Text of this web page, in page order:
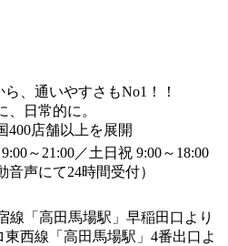
、通いやすさもNo1！！
、日常的に。
400店舗以上を展開
～21:00／土日祝 9:00～18:00
音声にて24時間受付）
線「高田馬場駅」早稲田口より
西線「高田馬場駅」4番出口よ